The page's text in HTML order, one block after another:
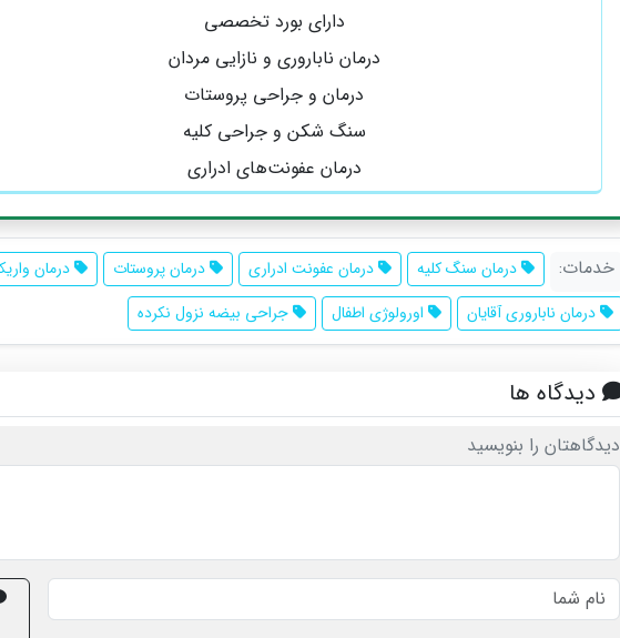
دارای بورد تخصصی
درمان ناباروری و نازایی مردان
درمان و جراحی پروستات
سنگ شکن و جراحی کلیه
درمان عفونت‌های ادراری
خدمات: درمان سنگ کلیه درمان عفونت ادراری درمان پروستات
درمان
درمان ناباروری آقایان
اورولوژی اطفال جراحی بیضه نزول نکرده
دیدگاه ها
دیدگاهتان را بنویسید